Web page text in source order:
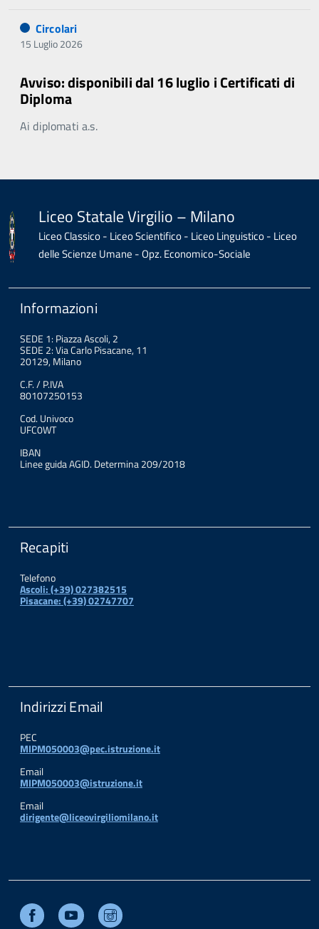
Circolari
15 Luglio 2026
Avviso: disponibili dal 16 luglio i Certificati di
Diploma
Ai diplomati a.s.
Liceo Statale Virgilio – Milano
Liceo Classico - Liceo Scientifico - Liceo Linguistico - Liceo
delle Scienze Umane - Opz. Economico-Sociale
Informazioni
SEDE 1: Piazza Ascoli, 2
SEDE 2: Via Carlo Pisacane, 11
20129, Milano
C.F. / P.IVA
80107250153
Cod. Univoco
UFC0WT
IBAN
Linee guida AGID. Determina 209/2018
Recapiti
Telefono
Ascoli: (+39) 027382515
Pisacane: (+39) 02747707
Indirizzi Email
PEC
MIPM050003@pec.istruzione.it
Email
MIPM050003@istruzione.it
Email
dirigente@liceovirgiliomilano.it
Facebook Youtube